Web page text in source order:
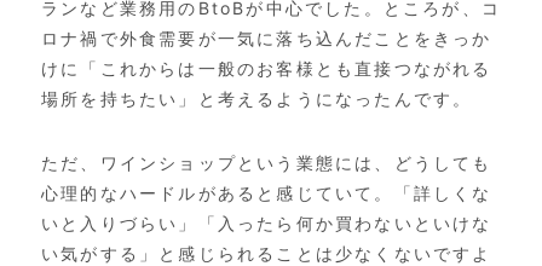
ランなど業務用のBtoBが中心でした。ところが、コ
ロナ禍で外食需要が一気に落ち込んだことをきっか
けに「これからは一般のお客様とも直接つながれる
場所を持ちたい」と考えるようになったんです。
ただ、ワインショップという業態には、どうしても
心理的なハードルがあると感じていて。「詳しくな
いと入りづらい」「入ったら何か買わないといけな
い気がする」と感じられることは少なくないですよ